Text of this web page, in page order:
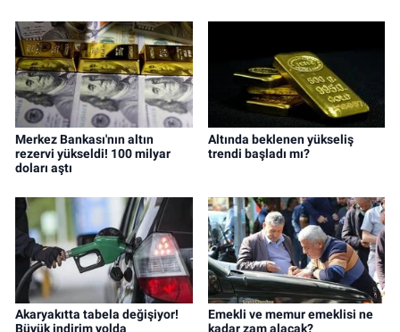
Merkez Bankası'nın altın
rezervi yükseldi! 100 milyar
doları aştı
Altında beklenen yükseliş
trendi başladı mı?
Akaryakıtta tabela değişiyor!
Büyük indirim yolda
Emekli ve memur emeklisi ne
kadar zam alacak?